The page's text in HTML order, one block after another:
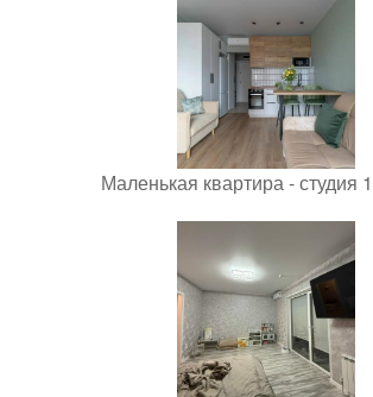
Маленькая квартира - студия